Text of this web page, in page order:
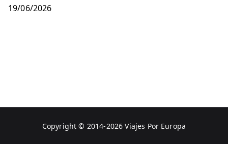
19/06/2026
Copyright © 2014-2026Viajes Por Europa